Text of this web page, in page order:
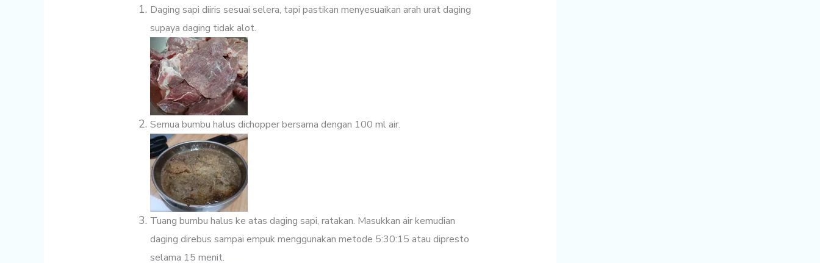
Daging sapi diiris sesuai selera, tapi pastikan menyesuaikan arah urat daging
supaya daging tidak alot.
Semua bumbu halus dichopper bersama dengan 100 ml air.
Tuang bumbu halus ke atas daging sapi, ratakan. Masukkan air kemudian
daging direbus sampai empuk menggunakan metode 5:30:15 atau dipresto
selama 15 menit.